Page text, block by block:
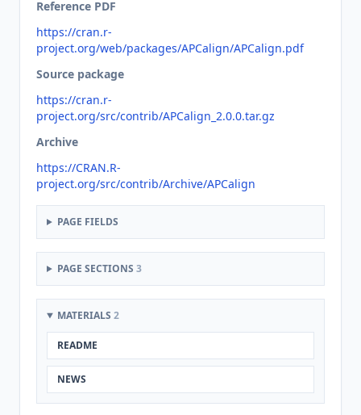
Reference PDF
https://cran.r-
project.org/web/packages/APCalign/APCalign.pdf
Source package
https://cran.r-
project.org/src/contrib/APCalign_2.0.0.tar.gz
Archive
https://CRAN.R-
project.org/src/contrib/Archive/APCalign
PAGE FIELDS
PAGE SECTIONS 3
MATERIALS 2
README
NEWS